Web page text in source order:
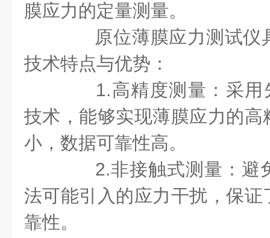
膜应力的定量测量。
原位薄膜应力测试仪
技术特点与优势：
1.高精度测量：采用
技术，能够实现薄膜应力的
小，数据可靠性高。
2.非接触式测量：避
法可能引入的应力干扰，保
靠性。